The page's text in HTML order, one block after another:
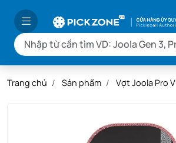
Trang chủ Sản phẩm Vợt Joola Pro V